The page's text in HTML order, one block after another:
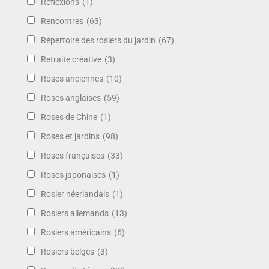
Rencontres (63)
Répertoire des rosiers du jardin (67)
Retraite créative (3)
Roses anciennes (10)
Roses anglaises (59)
Roses de Chine (1)
Roses et jardins (98)
Roses françaises (33)
Roses japonaises (1)
Rosier néerlandais (1)
Rosiers allemands (13)
Rosiers américains (6)
Rosiers belges (3)